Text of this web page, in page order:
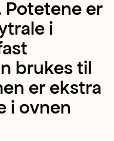
Potetene er
i
brukes til
er ekstra
i ovnen